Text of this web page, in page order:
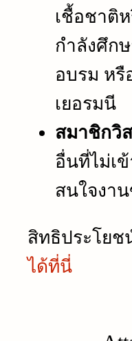
เชื้อชาติ
กำลังศึก
อบรม หรื
เยอรมนี
สมาชิกวิ
อื่นที่ไม่เ
สนใจงา
สิทธิประโย
ได้ที่นี่